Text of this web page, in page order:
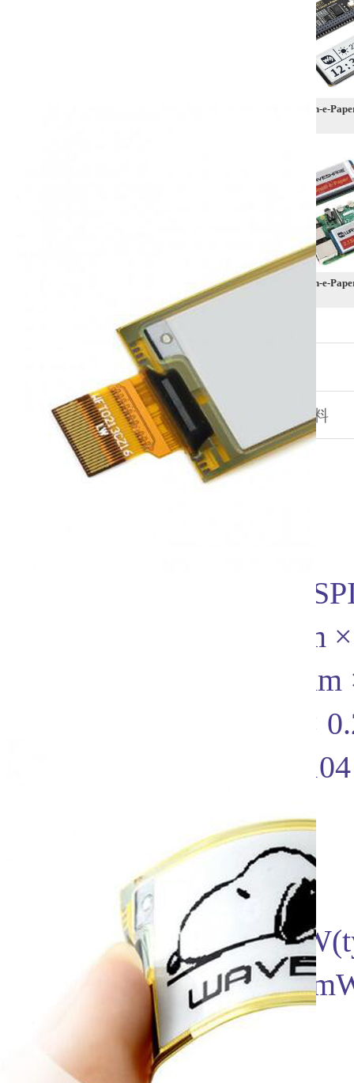
2.13inch-e-
2.13inch-e-Paper-HAT-
2.13inch-e-
商品详情 包装信息 产品资料
【我的参数】
通信接口： 3-wire
外形尺寸： 59.2mm
显示尺寸：
点 距： 0.229 ×
分 辨 率： 212 × 104
显示颜色： 黑、白
灰度等级： 2
全局刷新： 2s
刷新功耗：
待机功耗：
可视角度： >170°